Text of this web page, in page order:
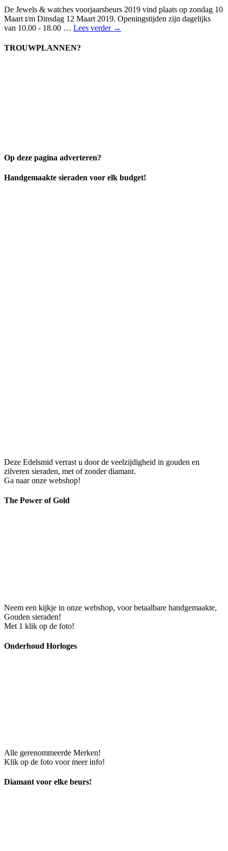
De Jewels & watches voorjaarsbeurs 2019 vind plaats op zondag 10
Maart t/m Dinsdag 12 Maart 2019. Openingstijden zijn dagelijks
van 10.00 - 18.00 … Lees verder →
TROUWPLANNEN?
Op deze pagina adverteren?
Handgemaakte sieraden voor elk budget!
Deze Edelsmid verrast u door de veelzijdigheid in gouden en
zilveren sieraden, met of zonder diamant.
Ga naar onze webshop!
The Power of Gold
Neem een kijkje in onze webshop, voor betaalbare handgemaakte,
Gouden sieraden!
Met 1 klik op de foto!
Onderhoud Horloges
Alle gerenommeerde Merken!
Klik op de foto voor meer info!
Diamant voor elke beurs!